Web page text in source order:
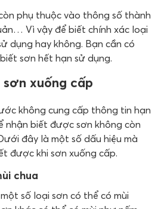
phụ thuộc vào thông số thành
Vì vậy để biết chính xác loại
dụng hay không. Bạn cần có
sơn hết hạn sử dụng.
xuống cấp
không cung cấp thông tin hạn
nhận biết được sơn không còn
đây là một số dấu hiệu mà
được khi sơn xuống cấp.
chua
số loại sơn có thể có mùi